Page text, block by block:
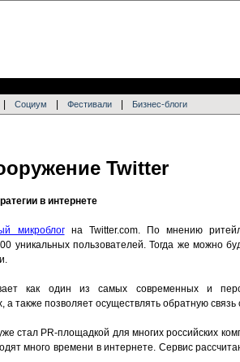
Социум Фестивали Бизнес-блоги
Twitter
в интернете
микроблогна Twitter.com. По мнению
уникальных пользователей. Тогда же можно
как один из самых современных и
также позволяет осуществлять обратную
стал PR-площадкой для многих российских
много времени в интернете. Сервис